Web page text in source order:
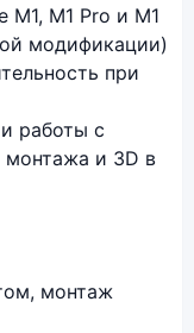
M1, M1 Pro и M1
модификации)
при
работы с
монтажа и 3D в
монтаж